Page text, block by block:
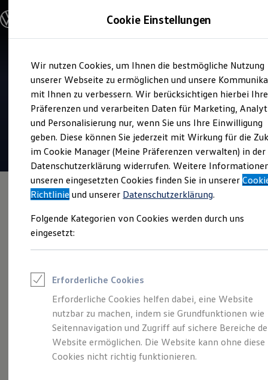
Hauptinhalt
springen
Footer
springen
Modelle und Konfigurator
Modelle vergleichen
Elektroautos
ENERGY Sondermodelle
Nutzfahrzeuge
SUV und CUV
Familienautos
Kombis
Kompaktwagen
Sportwagen
Schnell verfügbare Fahrzeuge
Angebote und Produkte
Aktuelle Angebote
E-Auto-Förderung
Volkswagen Marktplatz
Junge Gebrauchtwagen und Gebrauchtwagen
Volkswagen Zertifizierte Gebrauchtwagen
Zubehör- und Serviceangebote
Leasing
Leasing-Angebote
Gebrauchtwagen Leasing
Junge Gebrauchtwagen-Leasing
Elektroauto Leasing
Kleinwagen-Leasing
Leasing ohne Anzahlung
Finanzierung
Verkauf und Service
Autohaus Hesse
4.8| 279 Bewertungen
Angebot gültig bis 30.09.2026
Der Tayron
Ab 399,00 €mtl. leasen für Geschäftskunden | 0,00
€ Sonderzahlung | 48 Monate Laufzeit | Jährliche
Fahrleistung: 10.000 km
Cookie Einstellungen
Wir nutzen Cookies, um Ihnen die bestmögliche Nutzung
unserer Webseite zu ermöglichen und unsere
mit Ihnen zu verbessern. Wir berücksichtigen hierbei Ihre
Präferenzen und verarbeiten Daten für Marketing,
und Personalisierung nur, wenn Sie uns Ihre Einwilligung
geben. Diese können Sie jederzeit mit Wirkung für die
im Cookie Manager (Meine Präferenzen verwalten) in der
Datenschutzerklärung widerrufen. Weitere
unseren eingesetzten Cookies finden Sie in unserer
Richtlinie und unserer Datenschutzerklärung.
Folgende Kategorien von Cookies werden durch uns
eingesetzt:
Erforderliche Cookies
Erforderliche Cookies helfen dabei, eine Website
nutzbar zu machen, indem sie Grundfunktionen wie
Seitennavigation und Zugriff auf sichere Bereiche
Website ermöglichen. Die Website kann ohne diese
Cookies nicht richtig funktionieren.